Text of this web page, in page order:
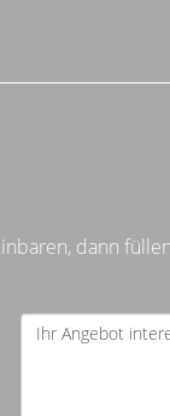
dann